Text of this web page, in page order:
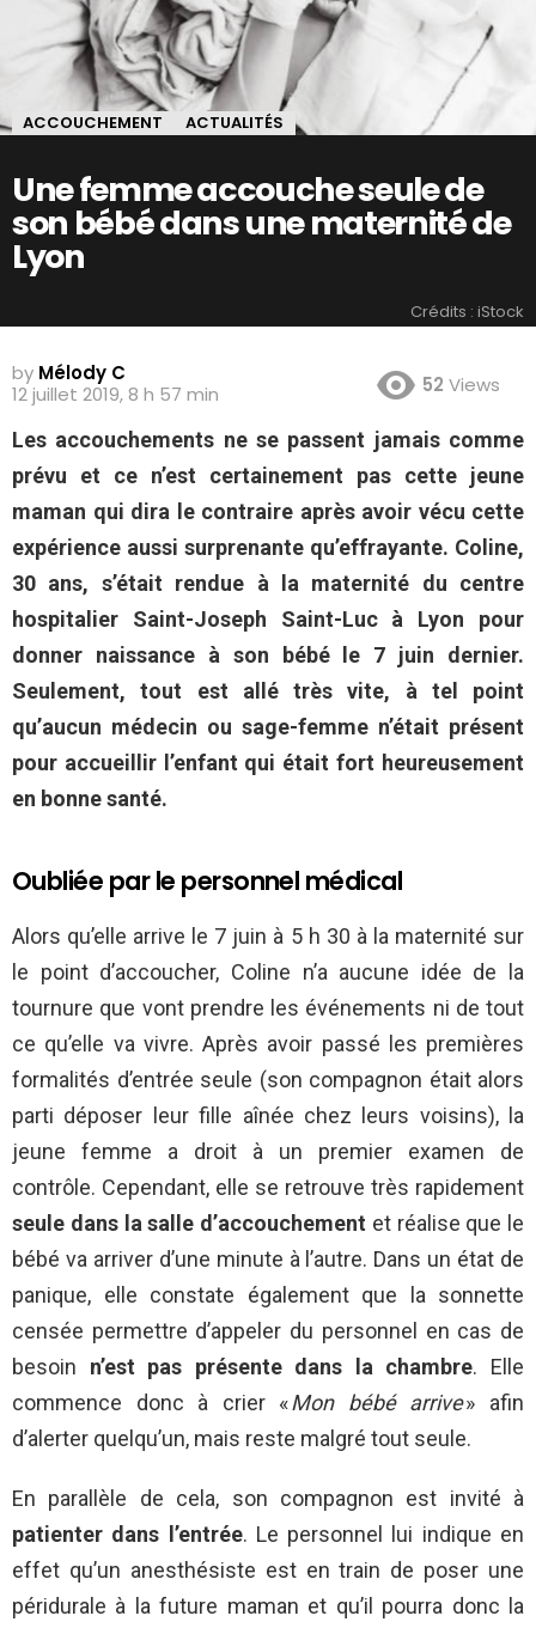
ACCOUCHEMENT ACTUALITÉS
Une femme accouche seule de
son bébé dans une maternité de
Lyon
Crédits : iStock
by Mélody C
12 juillet 2019, 8 h 57 min
52 Views
Les accouchements ne se passent jamais comme
prévu et ce n’est certainement pas cette jeune
maman qui dira le contraire après avoir vécu cette
expérience aussi surprenante qu’effrayante. Coline,
30 ans, s’était rendue à la maternité du centre
hospitalier Saint-Joseph Saint-Luc à Lyon pour
donner naissance à son bébé le 7 juin dernier.
Seulement, tout est allé très vite, à tel point
qu’aucun médecin ou sage-femme n’était présent
pour accueillir l’enfant qui était fort heureusement
en bonne santé.
Oubliée par le personnel médical
Alors qu’elle arrive le 7 juin à 5 h 30 à la maternité sur
le point d’accoucher, Coline n’a aucune idée de la
tournure que vont prendre les événements ni de tout
ce qu’elle va vivre. Après avoir passé les premières
formalités d’entrée seule (son compagnon était alors
parti déposer leur fille aînée chez leurs voisins), la
jeune femme a droit à un premier examen de
contrôle. Cependant, elle se retrouve très rapidement
seule dans la salle d’accouchement et réalise que le
bébé va arriver d’une minute à l’autre. Dans un état de
panique, elle constate également que la sonnette
censée permettre d’appeler du personnel en cas de
besoin n’est pas présente dans la chambre. Elle
commence donc à crier «Mon bébé arrive» afin
d’alerter quelqu’un, mais reste malgré tout seule.
En parallèle de cela, son compagnon est invité à
patienter dans l’entrée. Le personnel lui indique en
effet qu’un anesthésiste est en train de poser une
péridurale à la future maman et qu’il pourra donc la